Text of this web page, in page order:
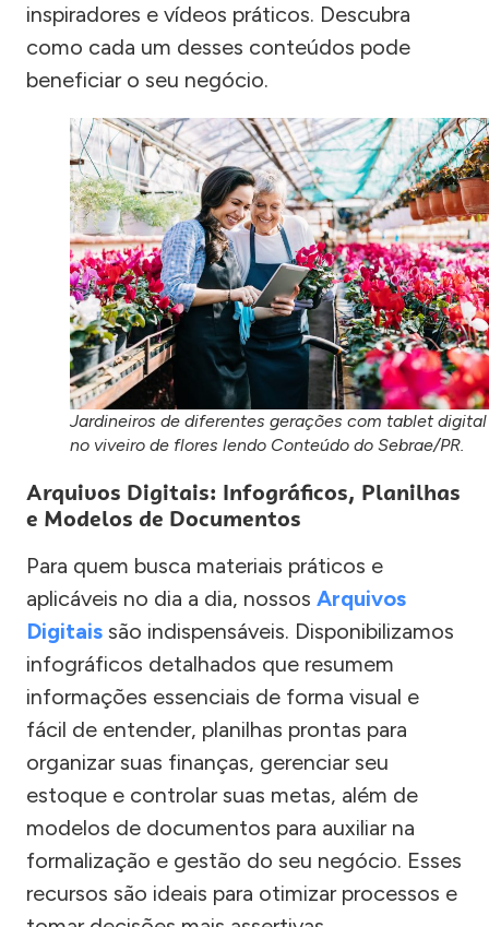
inspiradores e vídeos práticos. Descubra
como cada um desses conteúdos pode
beneficiar o seu negócio.
Jardineiros de diferentes gerações com tablet digital
no viveiro de flores lendo Conteúdo do Sebrae/PR.
Arquivos Digitais: Infográficos, Planilhas
e Modelos de Documentos
Para quem busca materiais práticos e
aplicáveis no dia a dia, nossos Arquivos
Digitais são indispensáveis. Disponibilizamos
infográficos detalhados que resumem
informações essenciais de forma visual e
fácil de entender, planilhas prontas para
organizar suas finanças, gerenciar seu
estoque e controlar suas metas, além de
modelos de documentos para auxiliar na
formalização e gestão do seu negócio. Esses
recursos são ideais para otimizar processos e